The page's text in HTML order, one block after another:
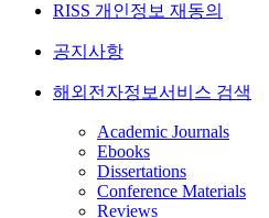
RISS 개인정보 재동의
공지사항
해외전자정보서비스 검색
Academic Journals
Ebooks
Dissertations
Conference Materials
Reviews